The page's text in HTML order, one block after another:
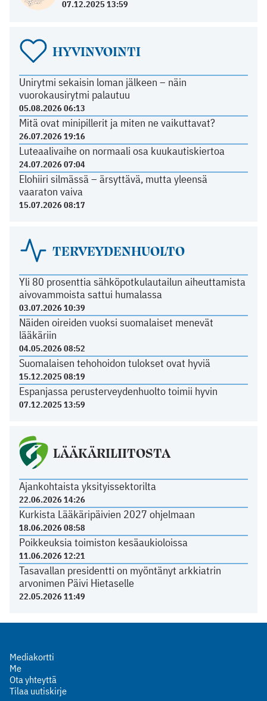
07.12.2025 13:59
HYVINVOINTI
Unirytmi sekaisin loman jälkeen – näin
vuorokausirytmi palautuu
05.08.2026 06:13
Mitä ovat minipillerit ja miten ne vaikuttavat?
26.07.2026 19:16
Luteaalivaihe on normaali osa kuukautiskiertoa
24.07.2026 07:04
Elohiiri silmässä – ärsyttävä, mutta yleensä
vaaraton vaiva
15.07.2026 08:17
TERVEYDENHUOLTO
Yli 80 prosenttia sähköpotkulautailun aiheuttamista
aivovammoista sattui humalassa
03.07.2026 10:39
Näiden oireiden vuoksi suomalaiset menevät
lääkäriin
04.05.2026 08:52
Suomalaisen tehohoidon tulokset ovat hyviä
15.12.2025 08:19
Espanjassa perusterveydenhuolto toimii hyvin
07.12.2025 13:59
LÄÄKÄRILIITOSTA
Ajankohtaista yksityissektorilta
22.06.2026 14:26
Kurkista Lääkäripäivien 2027 ohjelmaan
18.06.2026 08:58
Poikkeuksia toimiston kesäaukioloissa
11.06.2026 12:21
Tasavallan presidentti on myöntänyt arkkiatrin
arvonimen Päivi Hietaselle
22.05.2026 11:49
Mediakortti
Me
Ota yhteyttä
Tilaa uutiskirje